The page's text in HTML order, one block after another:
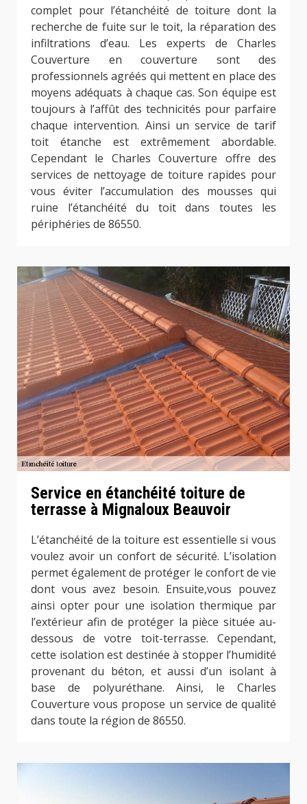
complet pour l’étanchéité de toiture dont la
recherche de fuite sur le toit, la réparation des
infiltrations d’eau. Les experts de Charles
Couverture en couverture sont des
professionnels agréés qui mettent en place des
moyens adéquats à chaque cas. Son équipe est
toujours à l’affût des technicités pour parfaire
chaque intervention. Ainsi un service de tarif
toit étanche est extrêmement abordable.
Cependant le Charles Couverture offre des
services de nettoyage de toiture rapides pour
vous éviter l’accumulation des mousses qui
ruine l’étanchéité du toit dans toutes les
périphéries de 86550.
Service en étanchéité toiture de
terrasse à Mignaloux Beauvoir
L’étanchéité de la toiture est essentielle si vous
voulez avoir un confort de sécurité. L’isolation
permet également de protéger le confort de vie
dont vous avez besoin. Ensuite,vous pouvez
ainsi opter pour une isolation thermique par
l’extérieur afin de protéger la pièce située au-
dessous de votre toit-terrasse. Cependant,
cette isolation est destinée à stopper l’humidité
provenant du béton, et aussi d’un isolant à
base de polyuréthane. Ainsi, le Charles
Couverture vous propose un service de qualité
dans toute la région de 86550.